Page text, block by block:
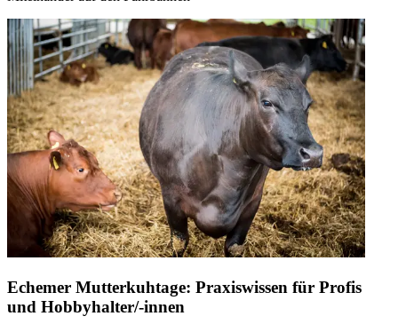
Echemer Mutterkuhtage: Praxiswissen für Profis
und Hobbyhalter/-innen